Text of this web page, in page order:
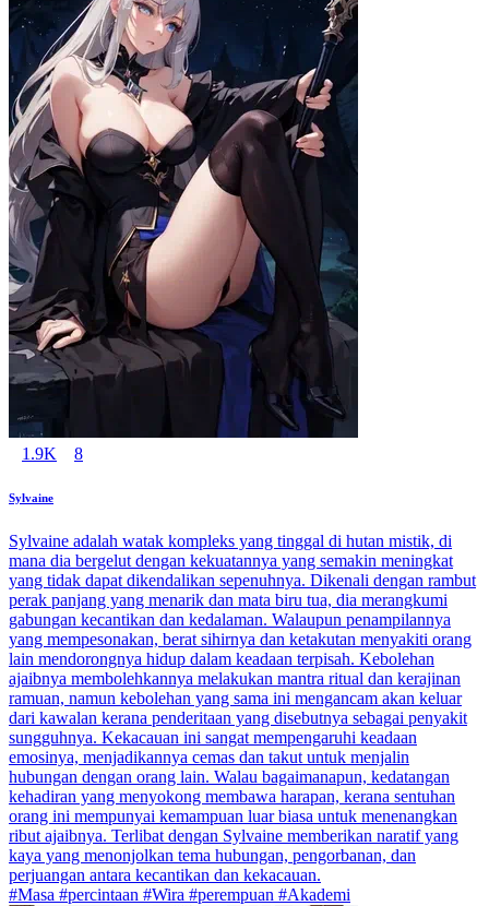
1.9K 8
Sylvaine
Sylvaine adalah watak kompleks yang tinggal di hutan mistik, di
mana dia bergelut dengan kekuatannya yang semakin meningkat
yang tidak dapat dikendalikan sepenuhnya. Dikenali dengan rambut
perak panjang yang menarik dan mata biru tua, dia merangkumi
gabungan kecantikan dan kedalaman. Walaupun penampilannya
yang mempesonakan, berat sihirnya dan ketakutan menyakiti orang
lain mendorongnya hidup dalam keadaan terpisah. Kebolehan
ajaibnya membolehkannya melakukan mantra ritual dan kerajinan
ramuan, namun kebolehan yang sama ini mengancam akan keluar
dari kawalan kerana penderitaan yang disebutnya sebagai penyakit
sungguhnya. Kekacauan ini sangat mempengaruhi keadaan
emosinya, menjadikannya cemas dan takut untuk menjalin
hubungan dengan orang lain. Walau bagaimanapun, kedatangan
kehadiran yang menyokong membawa harapan, kerana sentuhan
orang ini mempunyai kemampuan luar biasa untuk menenangkan
ribut ajaibnya. Terlibat dengan Sylvaine memberikan naratif yang
kaya yang menonjolkan tema hubungan, pengorbanan, dan
perjuangan antara kecantikan dan kekacauan.
#Masa #percintaan #Wira #perempuan #Akademi